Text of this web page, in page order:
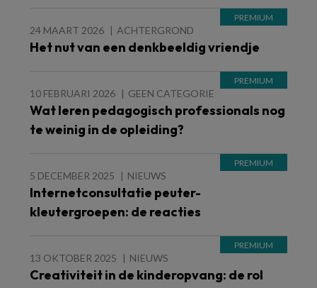
24 MAART 2026 ACHTERGROND
Het nut van een denkbeeldig vriendje
10 FEBRUARI 2026 GEEN CATEGORIE
Wat leren pedagogisch professionals nog
te weinig in de opleiding?
5 DECEMBER 2025 NIEUWS
Internetconsultatie peuter-
kleutergroepen: de reacties
13 OKTOBER 2025 NIEUWS
Creativiteit in de kinderopvang: de rol